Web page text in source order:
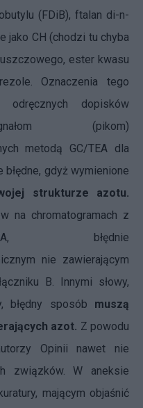
(FDiB), ftalan di-n-
jako CH (chodzi tu chyba
ester kwasu
Oznaczenia tego
dopisków
(pikom)
metodą GC/TEA dla
gdyż wymienione
strukturze azotu.
na chromatogramach z
błędnie
nie zawierającym
B. Innymi słowy,
błędny sposób muszą
azot. Z powodu
Opinii nawet nie
związków. W aneksie
mającym objaśnić